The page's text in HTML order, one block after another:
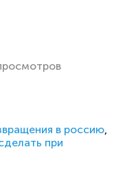
в россию
при